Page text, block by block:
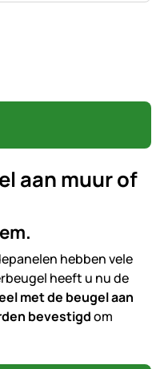
aan muur of
hebben vele
heeft u nu de
met de beugel aan
bevestigdom